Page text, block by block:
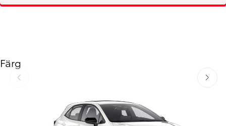
Färg
Föregående Nästa